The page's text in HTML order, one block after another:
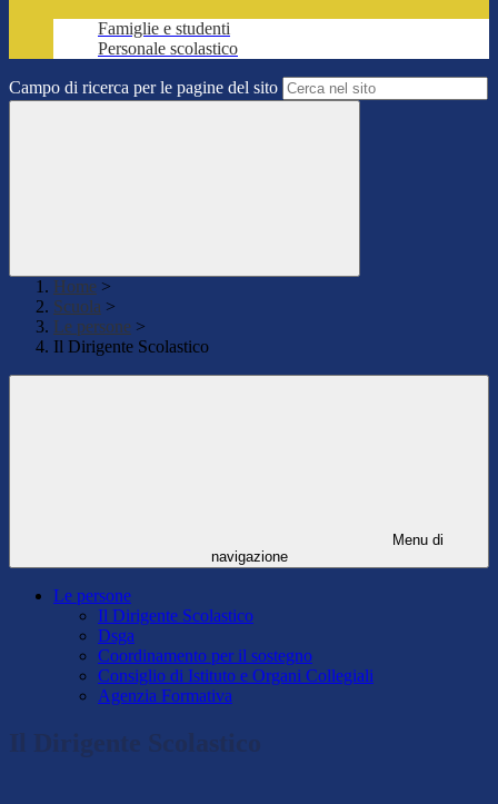
Famiglie e studenti
Personale scolastico
Campo di ricerca per le pagine del sito
Home >
Scuola >
Le persone >
Il Dirigente Scolastico
Menu di
navigazione
Le persone
Il Dirigente Scolastico
Dsga
Coordinamento per il sostegno
Consiglio di Istituto e Organi Collegiali
Agenzia Formativa
Il Dirigente Scolastico